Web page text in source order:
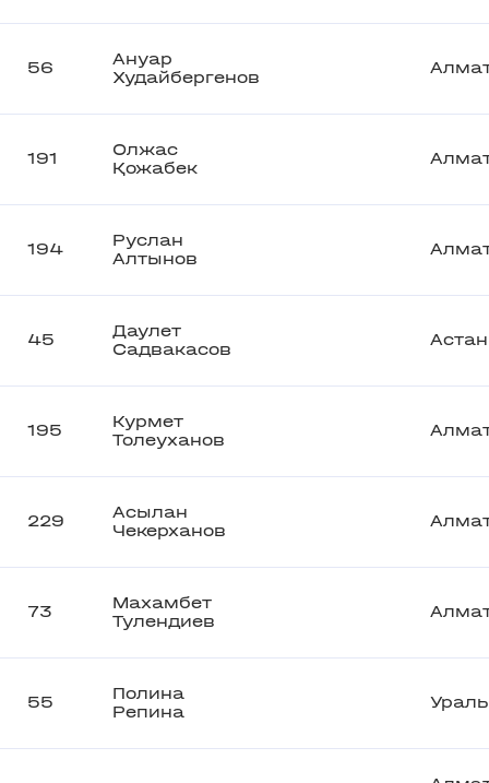
56
Ануар
Худайбергенов
191
Олжас
Қожабек
194
Руслан
Алтынов
45
Даулет
Садвакасов
195
Курмет
Толеуханов
229
Асылан
Чекерханов
73
Махамбет
Тулендиев
55
Полина
Репина